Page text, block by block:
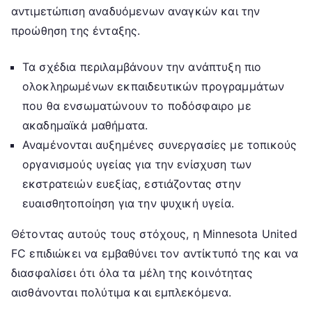
αντιμετώπιση αναδυόμενων αναγκών και την
προώθηση της ένταξης.
Τα σχέδια περιλαμβάνουν την ανάπτυξη πιο
ολοκληρωμένων εκπαιδευτικών προγραμμάτων
που θα ενσωματώνουν το ποδόσφαιρο με
ακαδημαϊκά μαθήματα.
Αναμένονται αυξημένες συνεργασίες με τοπικούς
οργανισμούς υγείας για την ενίσχυση των
εκστρατειών ευεξίας, εστιάζοντας στην
ευαισθητοποίηση για την ψυχική υγεία.
Θέτοντας αυτούς τους στόχους, η Minnesota United
FC επιδιώκει να εμβαθύνει τον αντίκτυπό της και να
διασφαλίσει ότι όλα τα μέλη της κοινότητας
αισθάνονται πολύτιμα και εμπλεκόμενα.